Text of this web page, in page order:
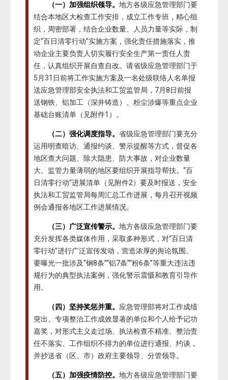
（一）加强组织领导。 地方各级应急管理部门要
结合本地区大检查工作安排，成立工作专班，精心组
织，周密部署，结合企业数量、人员力量等实际，制
定“百日清零行动”实施方案，强化责任措施落实，推
动企业主要负责人切实履行安全生产第一责任人责
任，认真组织开展自查自改。请省级应急管理部门于
5月31日前将工作实施方案及一名处级联络人名单报
送应急管理部安全执法和工贸监管局，7月8日前报
送钢铁、铝加工（深井铸造）、粉尘涉爆等重点企业
基础台账清单（见附件1）。
（二）强化调度指导。 省级应急管理部门要充分
运用明查暗访、通报约谈、警示提醒等方式，督促各
地区查大问题、除大隐患、防大事故，对企业数量
大、监管力量薄弱的地区要组织开展指导帮扶。“百
日清零行动”进展清单（见附件2）要及时报送，安全
执法和工贸监管局每周汇总工作进展，每月召开视频
例会通报各地区工作进展情况。
（三）广泛宣传警示。 地方各级应急管理部门要
充分发挥各类媒体作用，采取多种形式，对“百日清
零行动”进行广泛宣传发动，营造浓厚的舆论氛围。
要曝光一批涉及“钢8条”“铝7条”“粉6条”等重大违法违
规行为的典型执法案例，强化警示震慑和教育引导作
用。
（四）坚持奖惩并重。 应急管理部将对工作成绩
突出、专项整治工作成效显著的单位和个人给予记功
嘉奖，对形式主义走过场、执法检查不精准、整治责
任不落实、工作组织不得力的单位进行通报、约谈，
并抄送省（区、市）政府主要领导、分管领导。
（五）加强疫情防控。 地方各级应急管理部门要